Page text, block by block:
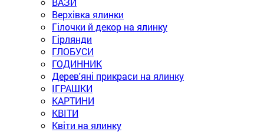
Верхівка ялинки
Гілочки й декор на ялинку
Гірлянди
ГЛОБУСИ
ГОДИННИК
Дерев'яні прикраси на ялинку
ІГРАШКИ
КАРТИНИ
КВІТИ
Квіти на ялинку